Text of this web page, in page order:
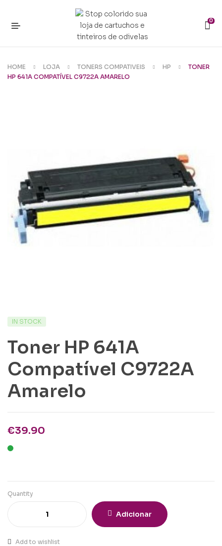
0
HOME LOJA TONERS COMPATIVEIS HP
TONER
HP 641A COMPATÍVEL C9722A AMARELO
IN STOCK
Toner HP 641A
Compatível C9722A
Amarelo
€39.90
Quantity
Adicionar
Add to wishlist